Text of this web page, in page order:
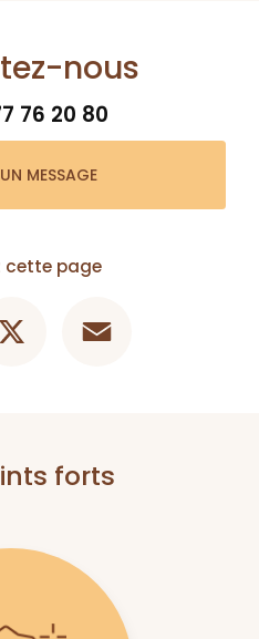
nous
76 20 80
MESSAGE
cette page
forts